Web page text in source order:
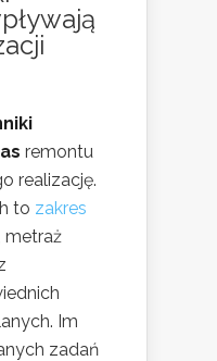
remontu
realizację.
to zakres
, metraż
Im
zadań